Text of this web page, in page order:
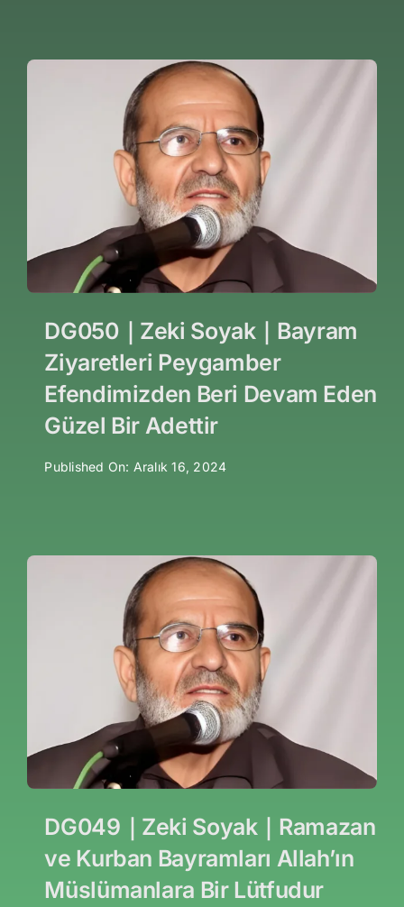
DG050｜Zeki Soyak｜Bayram
Ziyaretleri Peygamber
Efendimizden Beri Devam Eden
Güzel Bir Adettir
Published On: Aralık 16, 2024
DG049｜Zeki Soyak｜Ramazan
ve Kurban Bayramları Allah’ın
Müslümanlara Bir Lütfudur